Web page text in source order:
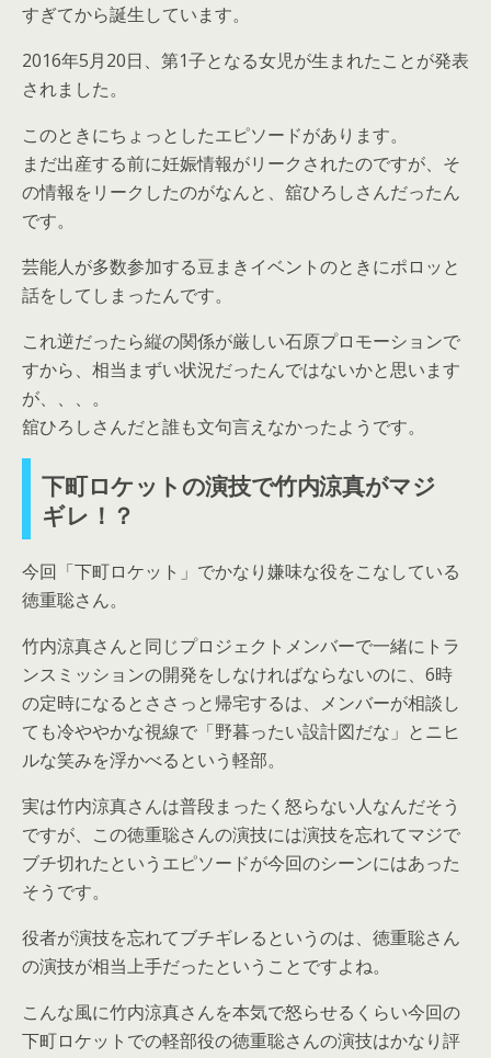
すぎてから誕生しています。
2016年5月20日、第1子となる女児が生まれたことが発表
されました。
このときにちょっとしたエピソードがあります。
まだ出産する前に妊娠情報がリークされたのですが、そ
の情報をリークしたのがなんと、舘ひろしさんだったん
です。
芸能人が多数参加する豆まきイベントのときにポロッと
話をしてしまったんです。
これ逆だったら縦の関係が厳しい石原プロモーションで
すから、相当まずい状況だったんではないかと思います
が、、、。
舘ひろしさんだと誰も文句言えなかったようです。
下町ロケットの演技で竹内涼真がマジ
ギレ！？
今回「下町ロケット」でかなり嫌味な役をこなしている
徳重聡さん。
竹内涼真さんと同じプロジェクトメンバーで一緒にトラ
ンスミッションの開発をしなければならないのに、6時
の定時になるとささっと帰宅するは、メンバーが相談し
ても冷ややかな視線で「野暮ったい設計図だな」とニヒ
ルな笑みを浮かべるという軽部。
実は竹内涼真さんは普段まったく怒らない人なんだそう
ですが、この徳重聡さんの演技には演技を忘れてマジで
ブチ切れたというエピソードが今回のシーンにはあった
そうです。
役者が演技を忘れてブチギレるというのは、徳重聡さん
の演技が相当上手だったということですよね。
こんな風に竹内涼真さんを本気で怒らせるくらい今回の
下町ロケットでの軽部役の徳重聡さんの演技はかなり評